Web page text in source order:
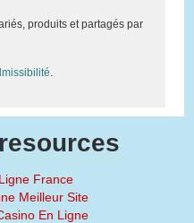
produits et partagés par
.
France
Meilleur Site
En Ligne